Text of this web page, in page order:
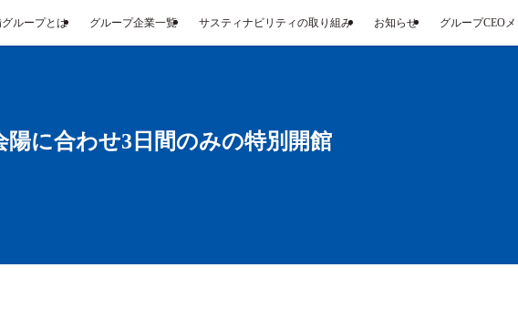
ループとは グループ企業一覧 サスティナビリティの取り組み お知らせ グループCEO
陽に合わせ3日間のみの特別開館